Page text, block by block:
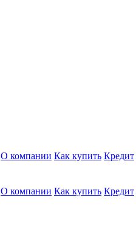
О компании Как купить Кредит
О компании Как купить Кредит